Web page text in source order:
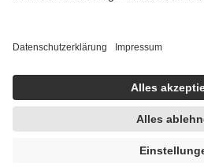
getroffen, um sicherzustellen, dass es
https://help.etrusted.com/hc/de/
Einige Bilder und Inhalte wurden